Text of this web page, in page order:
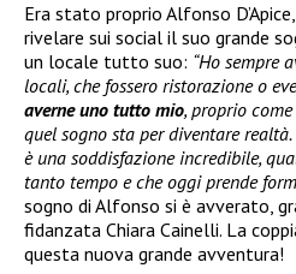
Era stato proprio Alfonso
rivelare sui social il suo grande
un locale tutto suo: “Ho sempre
locali, che fossero ristorazione o
averne uno tutto mio, proprio
quel sogno sta per diventare
è una soddisfazione incredibile,
tanto tempo e che oggi prende
sogno di Alfonso si è avverato,
fidanzata Chiara Cainelli. La
questa nuova grande avventura!